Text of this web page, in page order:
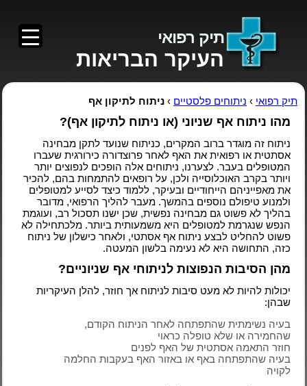
תיק רפואי
העיקר הבריאות
תיק רפואי › ניתוחים פלסטיים › ניתוח לתיקון אף
מהו ניתוח אף שניוני (או ניתוח לתיקון אף)?
ניתוח זה מוגדר ברוב המקרים, כניתוח שנועד לתקן מבחינה
אסתטית או רפואית את האף לאחר פרוצדורה כירורגית שעברו
המטופלים בעבר. לצערנו, ניתוחים אלה הופכים לנפוצים יותר
ויותר בקרב האוכלוסייה ולכן, על רופאים להתמחות בהם, להכיר
את מאפייניהם הייחודיים ובעיקר, ללמוד כיצד לסייע למטופלים
ולמנוע טיפולם נוספים בהמשך. מעבר להליך הרפואי, מדובר
בהליך לא פשוט גם מבחינה נפשית, שכן ישנו תסכול רב, ועוגמת
הנפש שנגרמת למטופלים היא משמעותית ביותר. מלכתחילה לא
פשוט להחליט לבצע ניתוח אף אסתטי, ולאחר כישלון של ניתוח
כזה, התחושה היא לא נעימה בלשון המעטה.
מהן הסיבות הנפוצות לניתוחי אף שניוניים?
יכולות להיות לא מעט סיבות לניתוח אך חוזר, להלן העיקריות
שבהן:
בעיה נשימתית שהתפתחה לאחר הניתוח הקודם,
שהחמירה או שלא טופלה כראוי
חוזר התאמה אסתטית של האף לפנים
בעיה שהתפתחה באף או באזור האף בעקבות החלמה
לקויה